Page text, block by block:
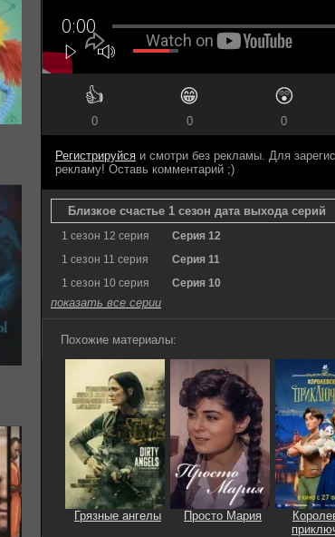
👍
0
😁
0
😲
0
Регистрируйся и смотри без рекламы. Для
рекламу! Оставь комментарий ;)
Близкое счастье 1 сезон дата выхода серий
1 сезон 12 серия
Серия 12
1 сезон 11 серия
Серия 11
1 сезон 10 серия
Серия 10
показать все серии
Похожие материалы:
Грязные ангелы Просто Мария